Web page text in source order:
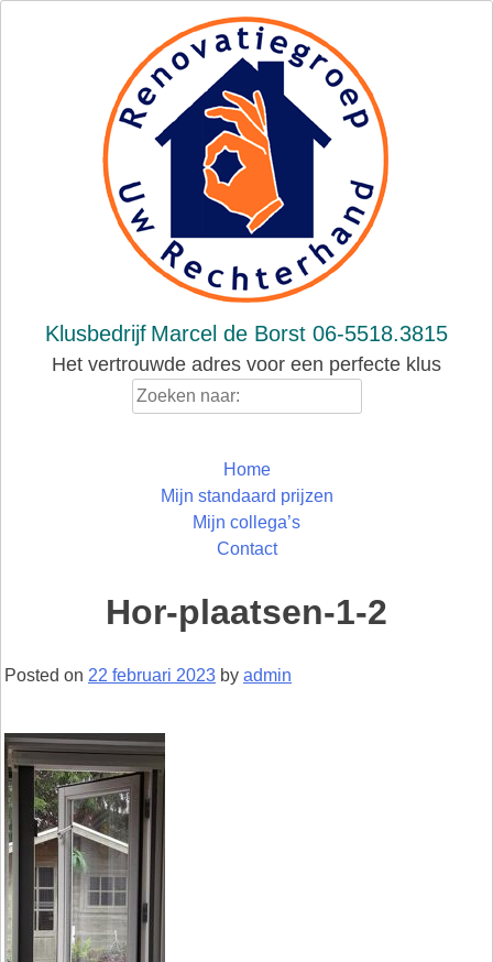
Klusbedrijf Marcel de Borst 06-5518.3815
Het vertrouwde adres voor een perfecte klus
Home
Mijn standaard prijzen
Mijn collega’s
Contact
Hor-plaatsen-1-2
Posted on 22 februari 2023 by admin